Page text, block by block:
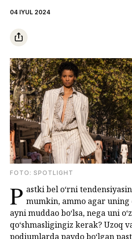
04 IYUL 2024
FOTO: SPOTLIGHT
P astki bel o‘rni
mumkin, ammo agar uning
ayni muddao boʻlsa, nega uni
qoʻshmasligingiz kerak? Uzoq
podiumlarda paydo bo‘lgan